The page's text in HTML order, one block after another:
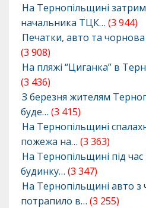
На Тернопільщині
начальника ТЦК… (3 944)
Печатки, авто та чорнова
(3 908)
На пляжі “Циганка” в
(3 436)
З березня жителям
буде… (3 415)
На Тернопільщині
пожежа на… (3 363)
На Тернопільщині під
будинку… (3 347)
На Тернопільщині авто з
потрапило в… (3 255)